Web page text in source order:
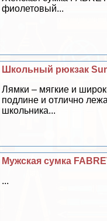
фиолетовый...
Школьный рюкзак
Лямки – мягкие и
подлине и отлично
школьника...
Мужская сумка
...